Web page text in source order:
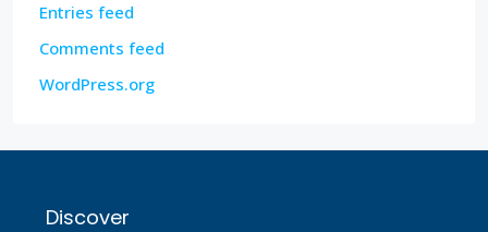
Entries feed
Comments feed
WordPress.org
Discover